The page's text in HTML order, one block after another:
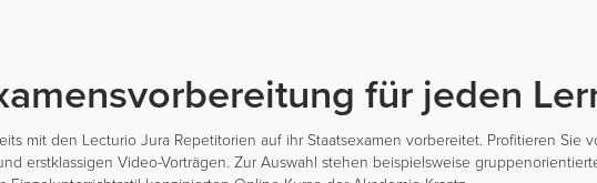
für jeden
mit den Lecturio Jura Repetitorien auf ihr Staatsexamen vorbereitet. Profitieren Sie
erstklassigen Video-Vorträgen. Zur Auswahl stehen beispielsweise